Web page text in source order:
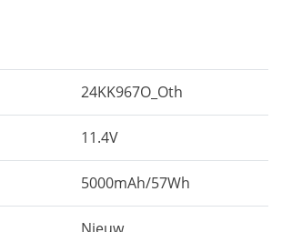
24KK967O_Oth
11.4V
5000mAh/57Wh